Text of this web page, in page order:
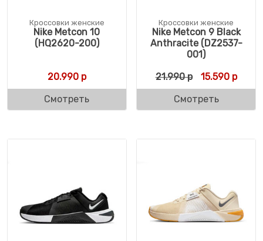
Кроссовки женские
Nike Metcon 10
(HQ2620-200)
20.990р
Смотреть
Кроссовки женские
Nike Metcon 9 Black
Anthracite (DZ2537-
001)
21.990р 15.590р
Смотреть